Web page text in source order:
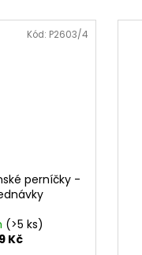
perníčky -
(>5 ks)
Kč
Kód: P2603/4